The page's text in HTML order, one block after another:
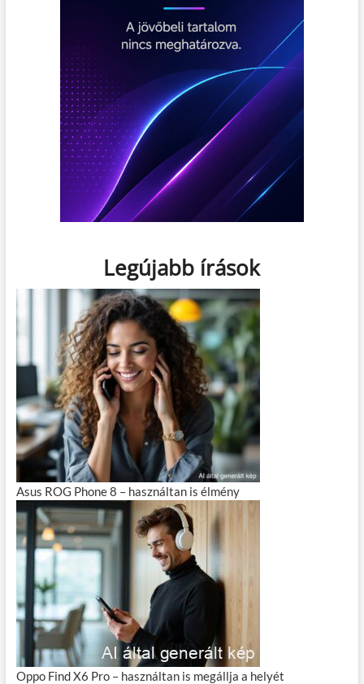
Legújabb írások
Asus ROG Phone 8 – használtan is élmény
Oppo Find X6 Pro – használtan is megállja a helyét